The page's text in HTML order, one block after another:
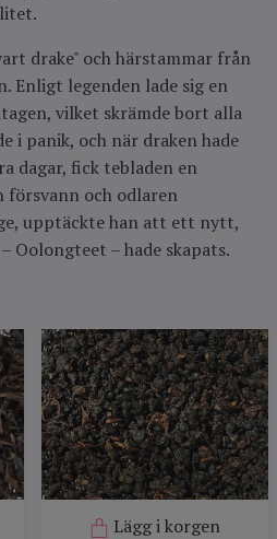
drake" och härstammar från
Enligt legenden lade sig en
vilket skrämde bort alla
i panik, och när draken hade
dagar, fick tebladen en
försvann och odlaren
upptäckte han att ett nytt,
Oolongteet – hade skapats.
Lägg i korgen